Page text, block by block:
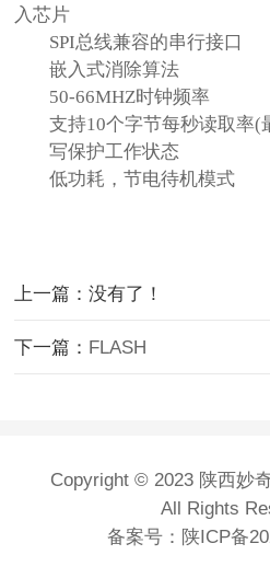
入芯片
SPI总线兼容的串行接口
嵌入式消除算法
50-66MHZ时钟频率
支持10个字节每秒读取率(
写保护工作状态
低功耗，节电待机模式
上一篇：没有了！
下一篇： FLASH
Copyright © 2023 陕西妙
All Rights
备案号： 陕ICP备